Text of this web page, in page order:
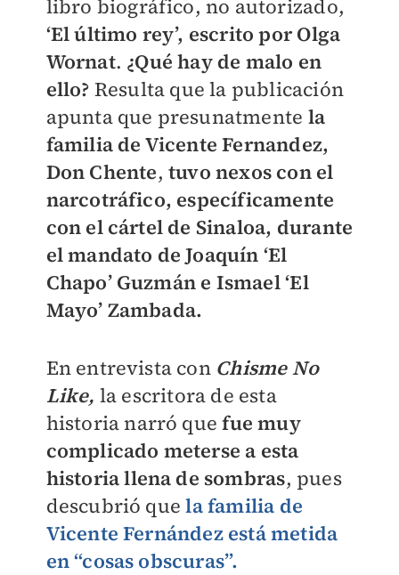
libro biográfico, no autorizado,
‘El último rey’, escrito por Olga
Wornat. ¿Qué hay de malo en
ello? Resulta que la publicación
apunta que presunatmente la
familia de Vicente Fernandez,
Don Chente, tuvo nexos con el
narcotráfico, específicamente
con el cártel de Sinaloa, durante
el mandato de Joaquín ‘El
Chapo’ Guzmán e Ismael ‘El
Mayo’ Zambada.
En entrevista con Chisme No
Like, la escritora de esta
historia narró quefue muy
complicado meterse a esta
historia llena de sombras, pues
descubrió quela familia de
Vicente Fernández está metida
en “cosas obscuras”.